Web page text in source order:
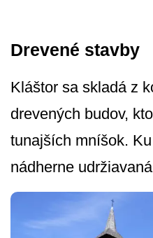
Drevené stavby
Kláštor sa skladá z
drevených budov,
tunajších mníšok.
nádherne